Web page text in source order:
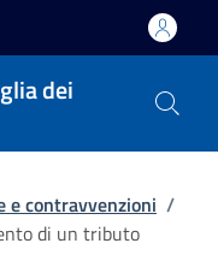
dei
e contravvenzioni /
di un tributo